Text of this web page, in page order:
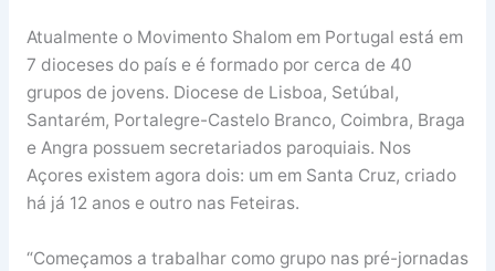
Atualmente o Movimento Shalom em Portugal está em
7 dioceses do país e é formado por cerca de 40
grupos de jovens. Diocese de Lisboa, Setúbal,
Santarém, Portalegre-Castelo Branco, Coimbra, Braga
e Angra possuem secretariados paroquiais. Nos
Açores existem agora dois: um em Santa Cruz, criado
há já 12 anos e outro nas Feteiras.
“Começamos a trabalhar como grupo nas pré-jornadas